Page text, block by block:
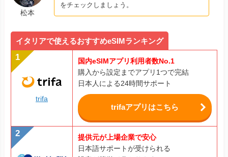
松本
をチェックしましょう。
イタリアで使えるおすすめeSIMランキング
trifa
国内eSIMアプリ利用者数No.1
購入から設定までアプリ1つで完結
日本人による24時間サポート
trifaアプリはこちら
提供元が上場企業で安心
日本語サポートが受けられる